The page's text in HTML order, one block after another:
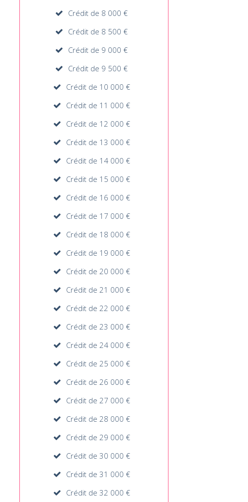
Crédit de 8 000 €
Crédit de 8 500 €
Crédit de 9 000 €
Crédit de 9 500 €
Crédit de 10 000 €
Crédit de 11 000 €
Crédit de 12 000 €
Crédit de 13 000 €
Crédit de 14 000 €
Crédit de 15 000 €
Crédit de 16 000 €
Crédit de 17 000 €
Crédit de 18 000 €
Crédit de 19 000 €
Crédit de 20 000 €
Crédit de 21 000 €
Crédit de 22 000 €
Crédit de 23 000 €
Crédit de 24 000 €
Crédit de 25 000 €
Crédit de 26 000 €
Crédit de 27 000 €
Crédit de 28 000 €
Crédit de 29 000 €
Crédit de 30 000 €
Crédit de 31 000 €
Crédit de 32 000 €